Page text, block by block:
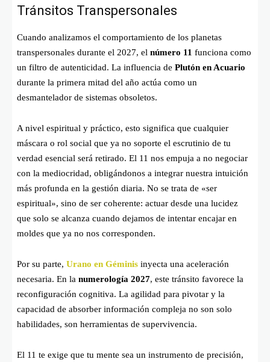
Tránsitos Transpersonales
Cuando analizamos el comportamiento de los planetas
transpersonales durante el 2027, el número 11 funciona como
un filtro de autenticidad. La influencia de Plutón en Acuario
durante la primera mitad del año actúa como un
desmantelador de sistemas obsoletos.
A nivel espiritual y práctico, esto significa que cualquier
máscara o rol social que ya no soporte el escrutinio de tu
verdad esencial será retirado. El 11 nos empuja a no negociar
con la mediocridad, obligándonos a integrar nuestra intuición
más profunda en la gestión diaria. No se trata de «ser
espiritual», sino de ser coherente: actuar desde una lucidez
que solo se alcanza cuando dejamos de intentar encajar en
moldes que ya no nos corresponden.
Por su parte, Urano en Géminis inyecta una aceleración
necesaria. En la numerología 2027, este tránsito favorece la
reconfiguración cognitiva. La agilidad para pivotar y la
capacidad de absorber información compleja no son solo
habilidades, son herramientas de supervivencia.
El 11 te exige que tu mente sea un instrumento de precisión,